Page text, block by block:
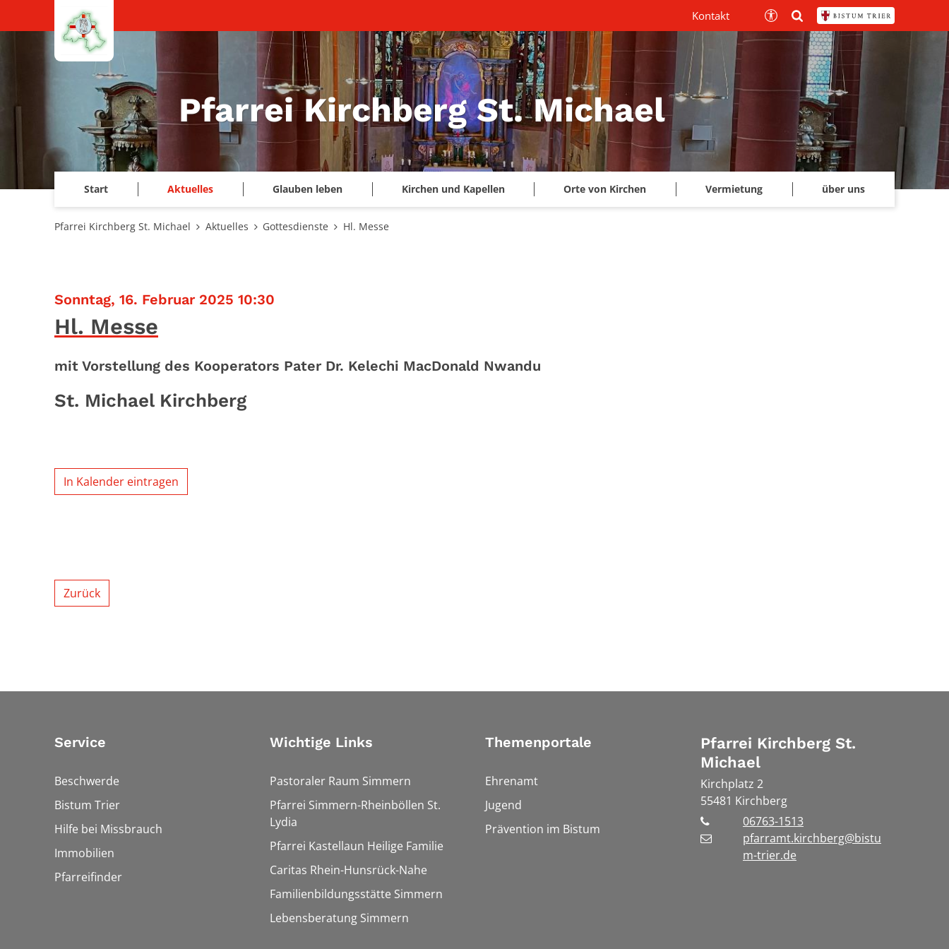
Zum Inhalt springen
Pfarrei Kirchberg St. Michael
Start Aktuelles Glauben leben Kirchen und Kapellen Orte von Kirchen Vermietung über uns
Kontakt
Pfarrei Kirchberg St. Michael Aktuelles Gottesdienste Hl. Messe
Sonntag, 16. Februar 2025 10:30
Hl. Messe
mit Vorstellung des Kooperators Pater Dr. Kelechi MacDonald Nwandu
St. Michael Kirchberg
In Kalender eintragen
Zurück
Service
Beschwerde
Bistum Trier
Hilfe bei Missbrauch
Immobilien
Pfarreifinder
Wichtige Links
Pastoraler Raum Simmern
Pfarrei Simmern-Rheinböllen St.
Lydia
Pfarrei Kastellaun Heilige Familie
Caritas Rhein-Hunsrück-Nahe
Familienbildungsstätte Simmern
Lebensberatung Simmern
Themenportale
Ehrenamt
Jugend
Prävention im Bistum
Pfarrei Kirchberg St.
Michael
Kirchplatz 2
55481 Kirchberg
06763-1513
pfarramt.kirchberg@bistu
m-trier.de